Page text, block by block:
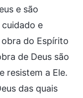
e são
e
do Espírito
de Deus são
resistem a Ele.
das quais